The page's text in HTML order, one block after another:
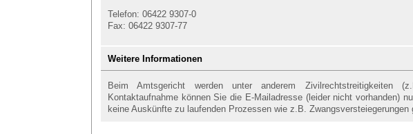
Telefon: 06422 9307-0
Fax: 06422 9307-77
Weitere Informationen
Beim Amtsgericht werden unter anderem Zivilrechtstreitigkeiten
Kontaktaufnahme können Sie die E-Mailadresse (leider nicht vorhanden)
keine Auskünfte zu laufenden Prozessen wie z.B. Zwangsversteiegerungen